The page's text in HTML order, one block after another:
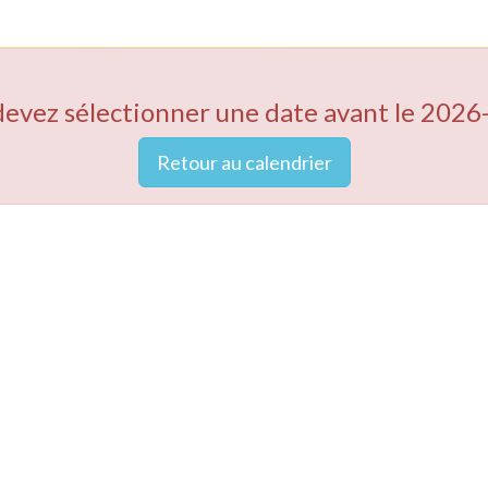
sélectionner une date avant le
Retour au calendrier